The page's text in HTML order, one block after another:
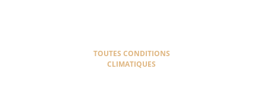
TOUTES CONDITIONS
CLIMATIQUES